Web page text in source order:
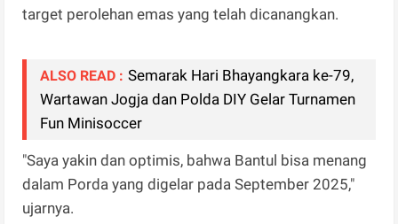
target perolehan emas yang telah dicanangkan.
ALSO READ : Semarak Hari Bhayangkara ke-79,
Wartawan Jogja dan Polda DIY Gelar Turnamen
Fun Minisoccer
"Saya yakin dan optimis, bahwa Bantul bisa menang
dalam Porda yang digelar pada September 2025,"
ujarnya.